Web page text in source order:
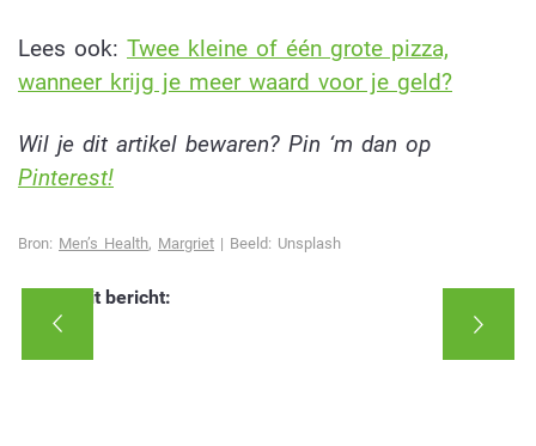
Lees ook: Twee kleine of één grote pizza,
wanneer krijg je meer waard voor je geld?
Wil je dit artikel bewaren? Pin ‘m dan op
Pinterest!
Bron: Men’s Health, Margriet | Beeld: Unsplash
Deel dit bericht: